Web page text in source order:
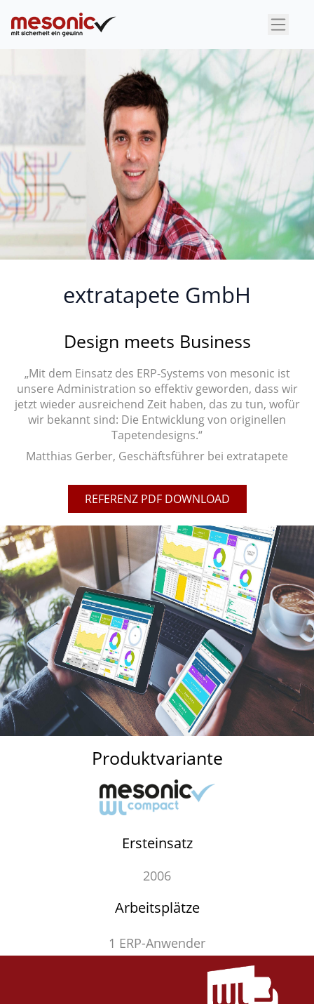
×
extratapete GmbH
Design meets Business
„Mit dem Einsatz des ERP-Systems von mesonic ist
unsere Administration so effektiv geworden, dass wir
jetzt wieder ausreichend Zeit haben, das zu tun, wofür
wir bekannt sind: Die Entwicklung von originellen
Tapetendesigns.“
Matthias Gerber, Geschäftsführer bei extratapete
REFERENZ PDF DOWNLOAD
Produktvariante
Ersteinsatz
2006
Arbeitsplätze
1 ERP-Anwender